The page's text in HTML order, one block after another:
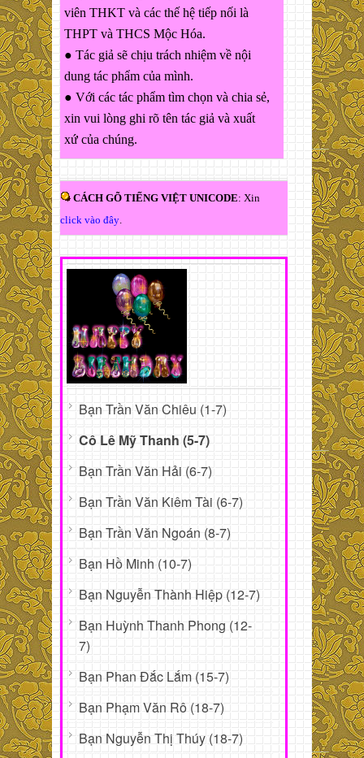
viên THKT và các thế hệ tiếp nối là
THPT và THCS Mộc Hóa.
● Tác giả sẽ chịu trách nhiệm về nội
dung tác phẩm của mình.
● Với các tác phẩm tìm chọn và chia sẻ,
xin vui lòng ghi rõ tên tác giả và xuất
xứ của chúng.
CÁCH GÕ TIẾNG VIỆT UNICODE: Xin
click vào đây
Bạn Trần Văn Chiêu (1-7)
Cô Lê Mỹ Thanh (5-7)
Bạn Trần Văn Hải (6-7)
Bạn Trần Văn Kiêm Tài (6-7)
Bạn Trần Văn Ngoán (8-7)
Bạn Hồ Minh (10-7)
Bạn Nguyễn Thành Hiệp (12-7)
Bạn Huỳnh Thanh Phong (12-
7)
Bạn Phan Đắc Lắm (15-7)
Bạn Phạm Văn Rô (18-7)
Bạn Nguyễn Thị Thúy (18-7)